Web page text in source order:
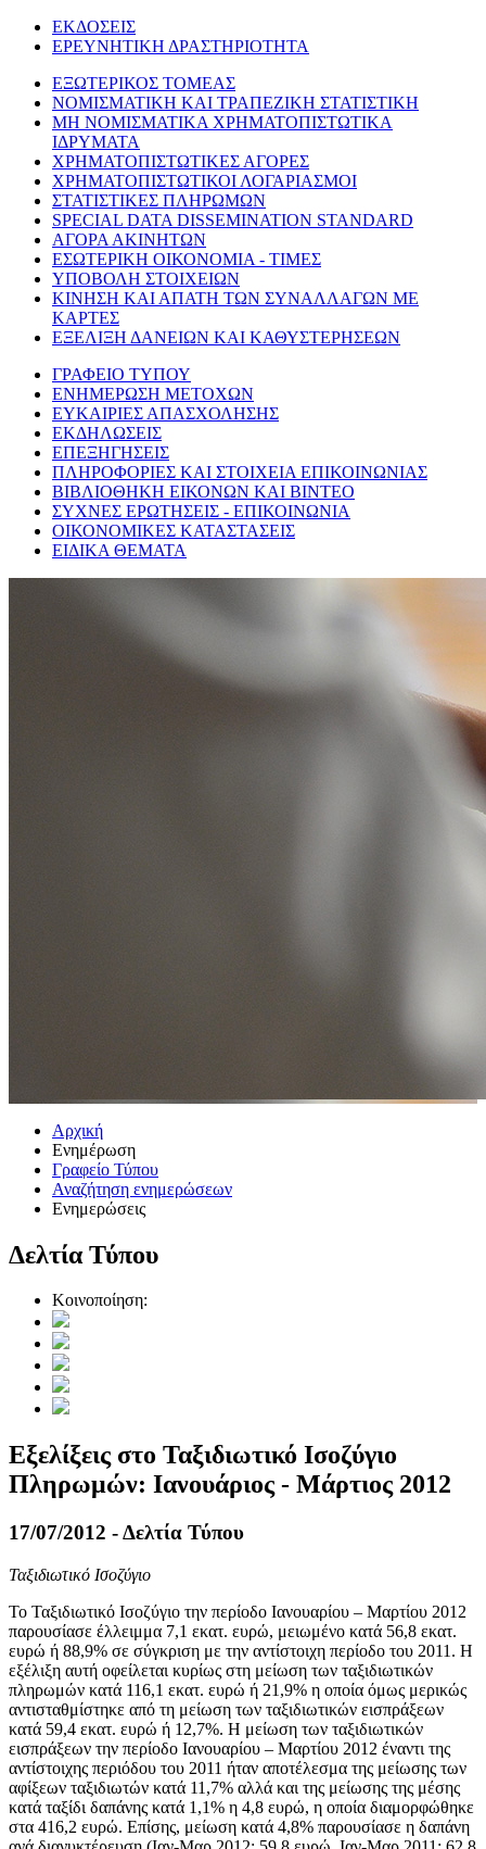
ΕΚΔΟΣΕΙΣ
ΕΡΕΥΝΗΤΙΚΗ ΔΡΑΣΤΗΡΙΟΤΗΤΑ
ΕΞΩΤΕΡΙΚΟΣ ΤΟΜΕΑΣ
ΝΟΜΙΣΜΑΤΙΚΗ ΚΑΙ ΤΡΑΠΕΖΙΚΗ ΣΤΑΤΙΣΤΙΚΗ
ΜΗ ΝΟΜΙΣΜΑΤΙΚΑ ΧΡΗΜΑΤΟΠΙΣΤΩΤΙΚΑ
ΙΔΡΥΜΑΤΑ
ΧΡΗΜΑΤΟΠΙΣΤΩΤΙΚΕΣ ΑΓΟΡΕΣ
ΧΡΗΜΑΤΟΠΙΣΤΩΤΙΚΟΙ ΛΟΓΑΡΙΑΣΜΟΙ
ΣΤΑΤΙΣΤΙΚΕΣ ΠΛΗΡΩΜΩΝ
SPECIAL DATA DISSEMINATION STANDARD
ΑΓΟΡΑ ΑΚΙΝΗΤΩΝ
ΕΣΩΤΕΡΙΚΗ ΟΙΚΟΝΟΜΙΑ - ΤΙΜΕΣ
ΥΠΟΒΟΛΗ ΣΤΟΙΧΕΙΩΝ
ΚΙΝΗΣΗ ΚΑΙ ΑΠΑΤΗ ΤΩΝ ΣΥΝΑΛΛΑΓΩΝ ΜΕ
ΚΑΡΤΕΣ
ΕΞΕΛΙΞΗ ΔΑΝΕΙΩΝ ΚΑΙ ΚΑΘΥΣΤΕΡΗΣΕΩΝ
ΓΡΑΦΕΙΟ ΤΥΠΟΥ
ΕΝΗΜΕΡΩΣΗ ΜΕΤΟΧΩΝ
ΕΥΚΑΙΡΙΕΣ ΑΠΑΣΧΟΛΗΣΗΣ
ΕΚΔΗΛΩΣΕΙΣ
ΕΠΕΞΗΓΗΣΕΙΣ
ΠΛΗΡΟΦΟΡΙΕΣ ΚΑΙ ΣΤΟΙΧΕΙΑ ΕΠΙΚΟΙΝΩΝΙΑΣ
ΒΙΒΛΙΟΘΗΚΗ ΕΙΚΟΝΩΝ ΚΑΙ ΒΙΝΤΕΟ
ΣΥΧΝΕΣ ΕΡΩΤΗΣΕΙΣ - ΕΠΙΚΟΙΝΩΝΙΑ
ΟΙΚΟΝΟΜΙΚΕΣ ΚΑΤΑΣΤΑΣΕΙΣ
ΕΙΔΙΚΑ ΘΕΜΑΤΑ
Αρχική
Ενημέρωση
Γραφείο Τύπου
Αναζήτηση ενημερώσεων
Ενημερώσεις
Δελτία Τύπου
Κοινοποίηση:
Εξελίξεις στο Ταξιδιωτικό Ισοζύγιο
Πληρωμών: Ιανουάριος - Μάρτιος 2012
17/07/2012 - Δελτία Τύπου
Ταξιδιωτικό Ισοζύγιο
Το Ταξιδιωτικό Ισοζύγιο την περίοδο Ιανουαρίου – Μαρτίου 2012
παρουσίασε έλλειμμα 7,1 εκατ. ευρώ, μειωμένο κατά 56,8 εκατ.
ευρώ ή 88,9% σε σύγκριση με την αντίστοιχη περίοδο του 2011. Η
εξέλιξη αυτή οφείλεται κυρίως στη μείωση των ταξιδιωτικών
πληρωμών κατά 116,1 εκατ. ευρώ ή 21,9% η οποία όμως μερικώς
αντισταθμίστηκε από τη μείωση των ταξιδιωτικών εισπράξεων
κατά 59,4 εκατ. ευρώ ή 12,7%. Η μείωση των ταξιδιωτικών
εισπράξεων την περίοδο Ιανουαρίου – Μαρτίου 2012 έναντι της
αντίστοιχης περιόδου του 2011 ήταν αποτέλεσμα της μείωσης των
αφίξεων ταξιδιωτών κατά 11,7% αλλά και της μείωσης της μέσης
κατά ταξίδι δαπάνης κατά 1,1% η 4,8 ευρώ, η οποία διαμορφώθηκε
στα 416,2 ευρώ. Επίσης, μείωση κατά 4,8% παρουσίασε η δαπάνη